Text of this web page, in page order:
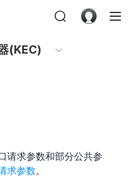
(KEC)
请求参数和部分公共参
求参数。